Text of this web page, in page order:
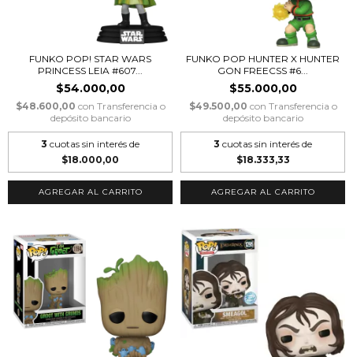
FUNKO POP! STAR WARS
PRINCESS LEIA #607...
$54.000,00
$48.600,00 con Transferencia o
depósito bancario
3 cuotas sin interés de
$18.000,00
FUNKO POP HUNTER X HUNTER
GON FREECSS #6...
$55.000,00
$49.500,00 con Transferencia o
depósito bancario
3 cuotas sin interés de
$18.333,33